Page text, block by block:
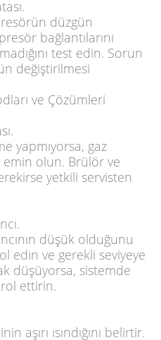
düzgün
bağlantılarını
test edin. Sorun
değiştirilmesi
ve Çözümleri
yapmıyorsa, gaz
emin olun. Brülör ve
yetkili servisten
düşük olduğunu
edin ve gerekli seviyeye
düşüyorsa, sistemde
ettirin.
ısındığını belirtir.